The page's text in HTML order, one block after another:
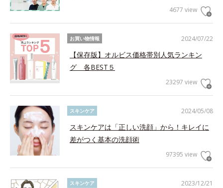
4677 view
2024/07/22
お買い物情報
【保存版】オルビス価格帯別人気ランキン
グ 各BEST５
23297 view
2024/05/08
スキンケア
スキンケアは「正しい洗顔」から！キレイに
差がつく基本の洗顔術
97395 view
2023/12/21
スキンケア